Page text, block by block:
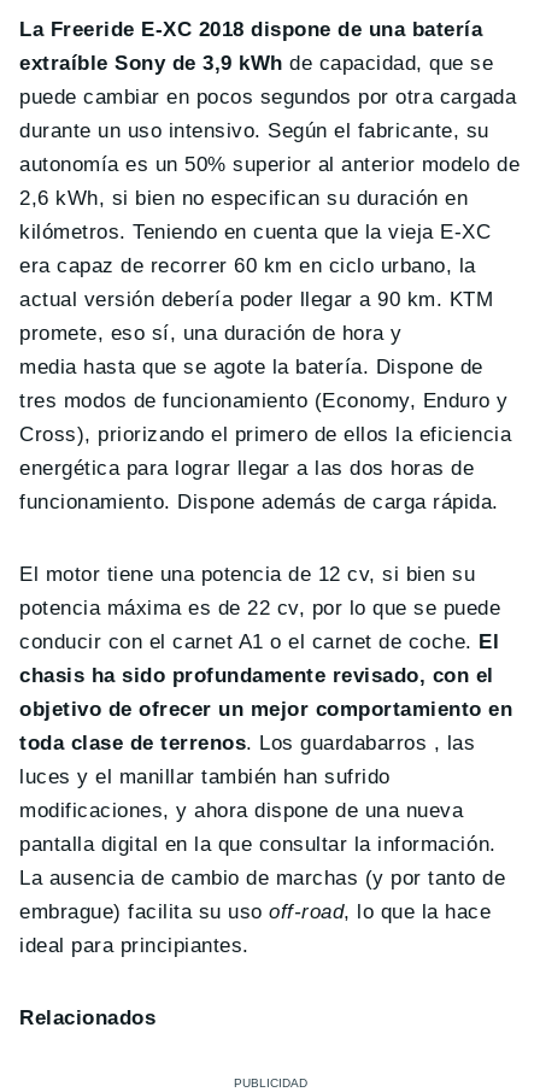
La Freeride E-XC 2018 dispone de una batería
extraíble Sony de 3,9 kWh de capacidad, que se
puede cambiar en pocos segundos por otra cargada
durante un uso intensivo. Según el fabricante, su
autonomía es un 50% superior al anterior modelo de
2,6 kWh, si bien no especifican su duración en
kilómetros. Teniendo en cuenta que la vieja E-XC
era capaz de recorrer 60 km en ciclo urbano, la
actual versión debería poder llegar a 90 km. KTM
promete, eso sí, una duración de hora y
media hasta que se agote la batería. Dispone de
tres modos de funcionamiento (Economy, Enduro y
Cross), priorizando el primero de ellos la eficiencia
energética para lograr llegar a las dos horas de
funcionamiento. Dispone además de carga rápida.
El motor tiene una potencia de 12 cv, si bien su
potencia máxima es de 22 cv, por lo que se puede
conducir con el carnet A1 o el carnet de coche. El
chasis ha sido profundamente revisado, con el
objetivo de ofrecer un mejor comportamiento en
toda clase de terrenos. Los guardabarros , las
luces y el manillar también han sufrido
modificaciones, y ahora dispone de una nueva
pantalla digital en la que consultar la información.
La ausencia de cambio de marchas (y por tanto de
embrague) facilita su usooff-road, lo que la hace
ideal para principiantes.
Relacionados